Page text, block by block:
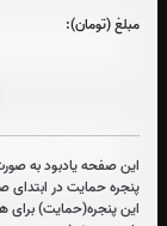
مبلغ (تومان):
این صفحه یادبود به
پنجره حمایت در ابتدای
این پنجره(حمایت)